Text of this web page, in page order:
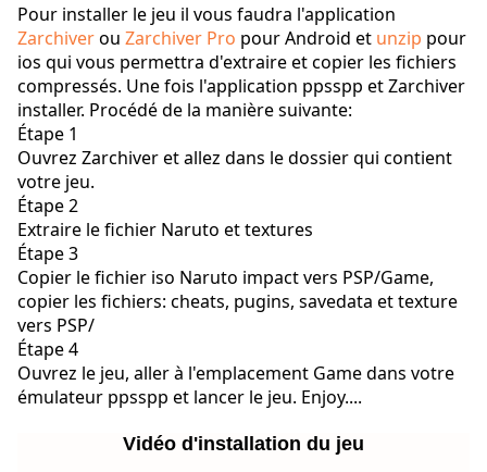
Pour installer le jeu il vous faudra l'application
Zarchiverou Zarchiver Pro pour Android et unzip pour
ios qui vous permettra d'extraire et copier les fichiers
compressés. Une fois l'application ppsspp et Zarchiver
installer. Procédé de la manière suivante:
Étape 1
Ouvrez Zarchiver et allez dans le dossier qui contient
votre jeu.
Étape 2
Extraire le fichier Naruto et textures
Étape 3
Copier le fichier iso Naruto impact vers PSP/Game,
copier les fichiers: cheats, pugins, savedata et texture
vers PSP/
Étape 4
Ouvrez le jeu, aller à l'emplacement Game dans votre
émulateur ppsspp et lancer le jeu. Enjoy....
Vidéo d'installation du jeu